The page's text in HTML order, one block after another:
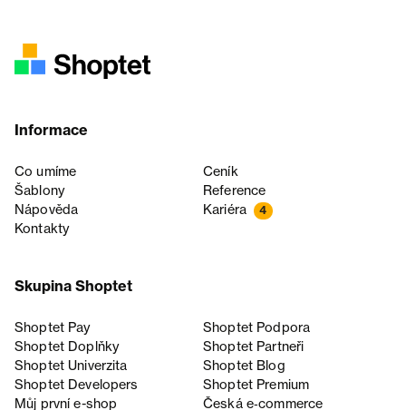
Informace
Co umíme
Ceník
Šablony
Reference
Nápověda
Kariéra 4
Kontakty
Skupina Shoptet
Shoptet Pay
Shoptet Podpora
Shoptet Doplňky
Shoptet Partneři
Shoptet Univerzita
Shoptet Blog
Shoptet Developers
Shoptet Premium
Můj první e-shop
Česká e‑commerce